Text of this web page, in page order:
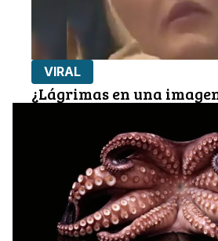
VIRAL
¿Lágrimas en una